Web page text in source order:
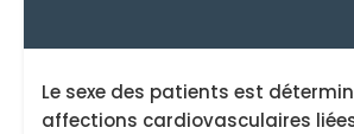
Le sexe des patients est
affections cardiovasculaires